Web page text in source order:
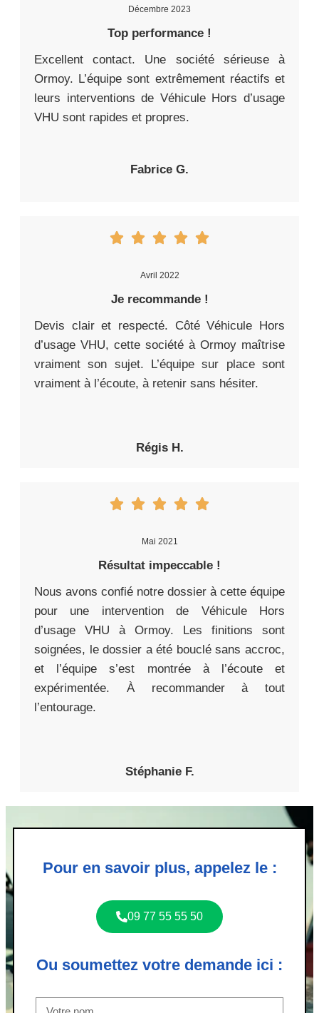
Décembre 2023
Top performance !
Excellent contact. Une société sérieuse à
Ormoy. L’équipe sont extrêmement réactifs et
leurs interventions de Véhicule Hors d’usage
VHU sont rapides et propres.
Fabrice G.
Avril 2022
Je recommande !
Devis clair et respecté. Côté Véhicule Hors
d’usage VHU, cette société à Ormoy maîtrise
vraiment son sujet. L’équipe sur place sont
vraiment à l’écoute, à retenir sans hésiter.
Régis H.
Mai 2021
Résultat impeccable !
Nous avons confié notre dossier à cette équipe
pour une intervention de Véhicule Hors
d’usage VHU à Ormoy. Les finitions sont
soignées, le dossier a été bouclé sans accroc,
et l’équipe s’est montrée à l’écoute et
expérimentée. À recommander à tout
l’entourage.
Stéphanie F.
Pour en savoir plus, appelez le :
09 77 55 55 50
Ou soumettez votre demande ici :